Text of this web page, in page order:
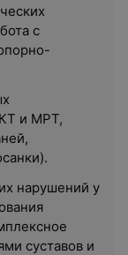
с
и МРТ,
нарушений у
суставов и